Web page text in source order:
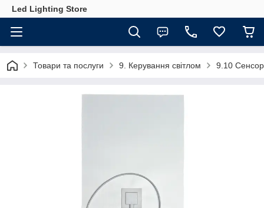
Led Lighting Store
Товари та послуги 9. Керування світлом 9.10